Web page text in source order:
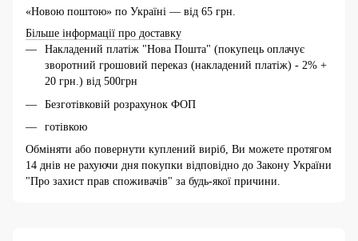
«Новою поштою» по Україні — від 65 грн.
Більше інформації про доставку
Накладений платіж "Нова Пошта" (покупець оплачує
зворотний грошовий переказ (накладений платіж) - 2% +
20 грн.) від 500грн
Безготівковій розрахунок ФОП
готівкою
Обміняти або повернути куплений виріб, Ви можете протягом
14 днів не рахуючи дня покупки відповідно до Закону України
"Про захист прав споживачів" за будь-якої причини.